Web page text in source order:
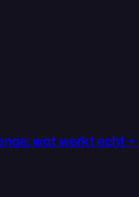
wat werkt echt